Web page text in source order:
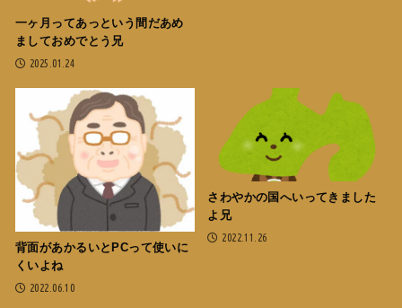
一ヶ月ってあっという間だあめ
ましておめでとう兄
2025.01.24
背面があかるいとPCって使いに
くいよね
2022.06.10
さわやかの国へいってきました
よ兄
2022.11.26